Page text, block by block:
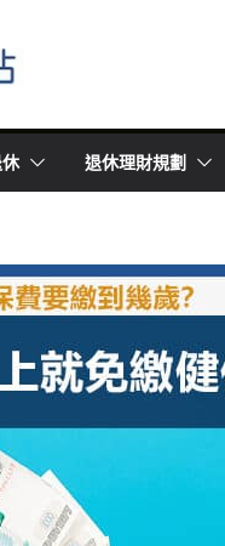
退休理財規劃